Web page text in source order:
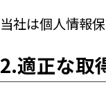
当社は個人情報
2.適正な取